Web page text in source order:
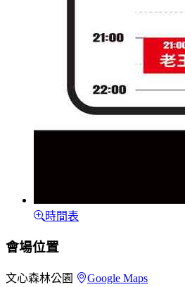
時間表
會場位置
文心森林公園
Google Maps